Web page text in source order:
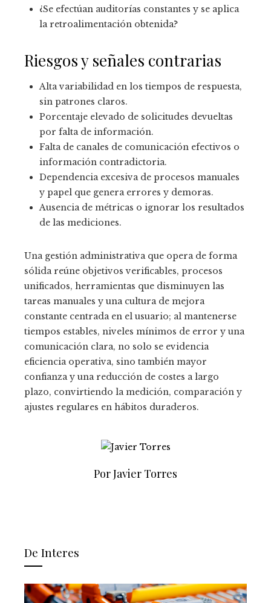
¿Se efectúan auditorías constantes y se aplica
la retroalimentación obtenida?
Riesgos y señales contrarias
Alta variabilidad en los tiempos de respuesta,
sin patrones claros.
Porcentaje elevado de solicitudes devueltas
por falta de información.
Falta de canales de comunicación efectivos o
información contradictoria.
Dependencia excesiva de procesos manuales
y papel que genera errores y demoras.
Ausencia de métricas o ignorar los resultados
de las mediciones.
Una gestión administrativa que opera de forma
sólida reúne objetivos verificables, procesos
unificados, herramientas que disminuyen las
tareas manuales y una cultura de mejora
constante centrada en el usuario; al mantenerse
tiempos estables, niveles mínimos de error y una
comunicación clara, no solo se evidencia
eficiencia operativa, sino también mayor
confianza y una reducción de costes a largo
plazo, convirtiendo la medición, comparación y
ajustes regulares en hábitos duraderos.
Por Javier Torres
De Interes